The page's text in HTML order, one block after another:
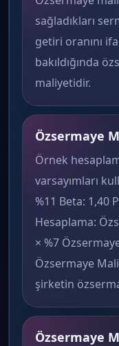
sağladıkları
getiri oranını
bakıldığında
maliyetidir.
Özsermaye
Örnek
varsayımları
%11 Beta: 1,40
Hesaplama:
× %7
Özsermaye
şirketin
Özsermaye